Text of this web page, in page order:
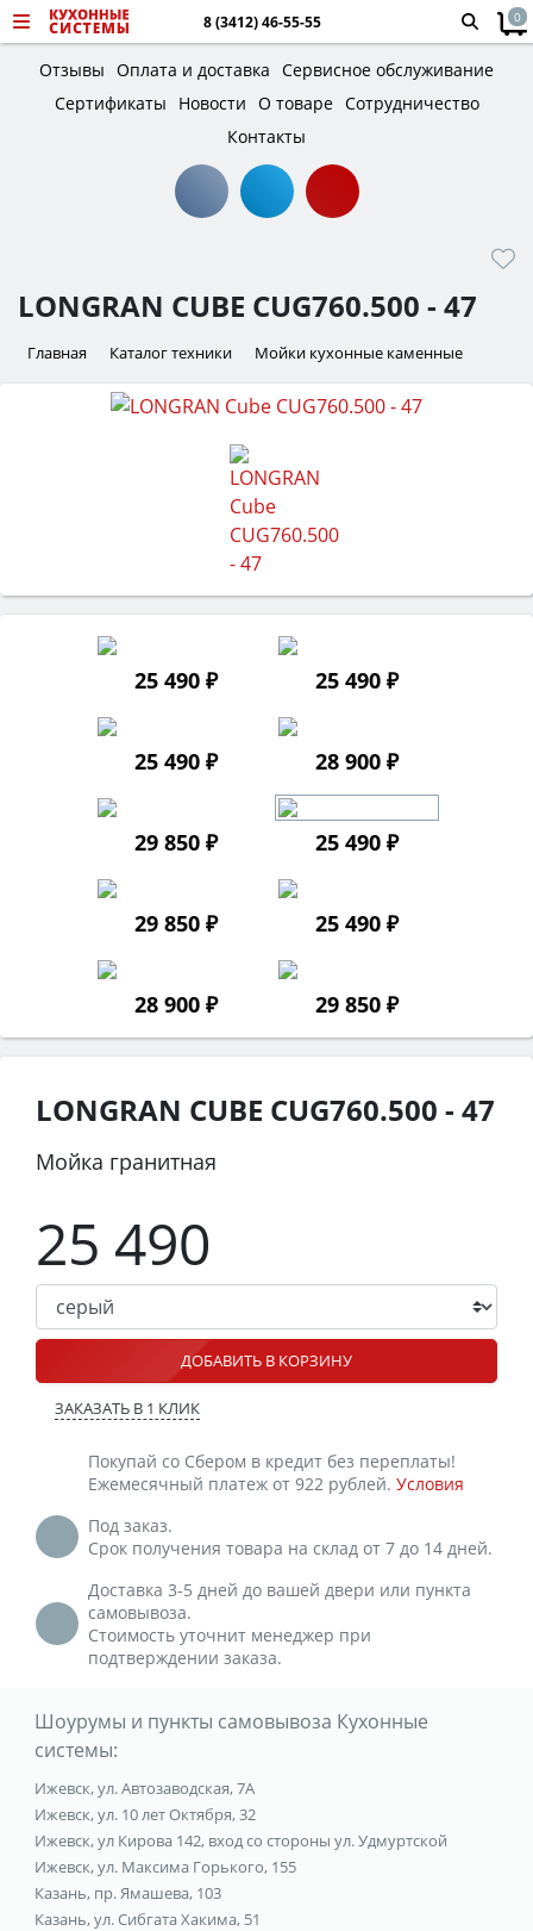
8 (3412) 46-55-55 0
Отзывы Оплата и доставка Сервисное обслуживание
Сертификаты
Новости О товаре Сотрудничество
Контакты
LONGRAN CUBE CUG760.500 - 47
Главная Каталог техники Мойки кухонные каменные
25 490 ₽ 25 490 ₽
25 490 ₽ 28 900 ₽
29 850 ₽ 25 490 ₽
29 850 ₽ 25 490 ₽
28 900 ₽ 29 850 ₽
LONGRAN CUBE CUG760.500 - 47
Мойка гранитная
25 490
ДОБАВИТЬ В КОРЗИНУ
ЗАКАЗАТЬ В 1 КЛИК
Покупай со Сбером в кредит без переплаты!
Ежемесячный платеж от 922 рублей. Условия
Под заказ.
Срок получения товара на склад от 7 до 14 дней.
Доставка 3-5 дней до вашей двери или пункта
самовывоза.
Стоимость уточнит менеджер при
подтверждении заказа.
Шоурумы и пункты самовывоза Кухонные
системы:
Ижевск, ул. Автозаводская, 7А
Ижевск, ул. 10 лет Октября, 32
Ижевск, ул Кирова 142, вход со стороны ул. Удмуртской
Ижевск, ул. Максима Горького, 155
Казань, пр. Ямашева, 103
Казань, ул. Сибгата Хакима, 51